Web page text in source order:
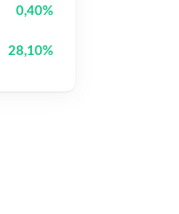
0,40%
28,10%